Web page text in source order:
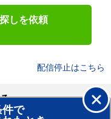
しを依頼
配信停止はこちら
件で